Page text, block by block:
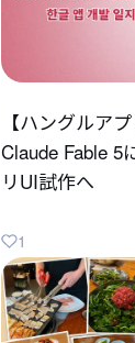
【ハングルア
Claude Fable 5
リUI試作へ
1